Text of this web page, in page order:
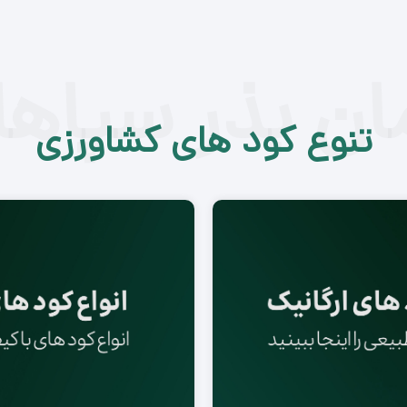
بذر
تنوع کود های کشاورزی